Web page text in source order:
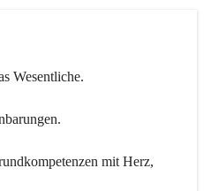
Wesentliche.
mit Herz,